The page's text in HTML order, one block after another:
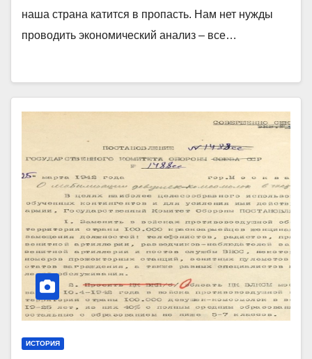
наша страна катится в пропасть. Нам нет нужды
проводить экономический анализ – все…
ИСТОРИЯ